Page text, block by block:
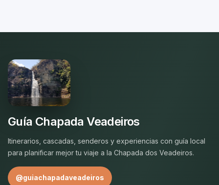
Guía Chapada Veadeiros
Itinerarios, cascadas, senderos y experiencias con guía local
para planificar mejor tu viaje a la Chapada dos Veadeiros.
@guiachapadaveadeiros